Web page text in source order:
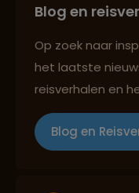
Best
Reizen met
Blog en
Op zoek naar
het laatste
reisverhalen en
Blog en